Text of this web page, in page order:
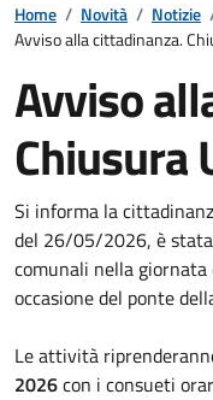
Home / Novità / Notizie
Avviso alla cittadinanza.
Avviso
Chiusura
Si informa la
del 26/05/2026, è
comunali nella
occasione del ponte
Le attività
2026con i consueti